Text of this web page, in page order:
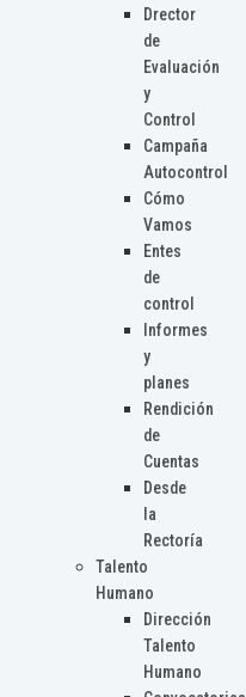
Drector
de
Evaluación
y
Control
Campaña
Autocontrol
Cómo
Vamos
Entes
de
control
Informes
y
planes
Rendición
de
Cuentas
Desde
la
Rectoría
Talento
Humano
Dirección
Talento
Humano